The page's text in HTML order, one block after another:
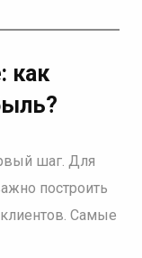
как
?
шаг. Для
построить
Самые